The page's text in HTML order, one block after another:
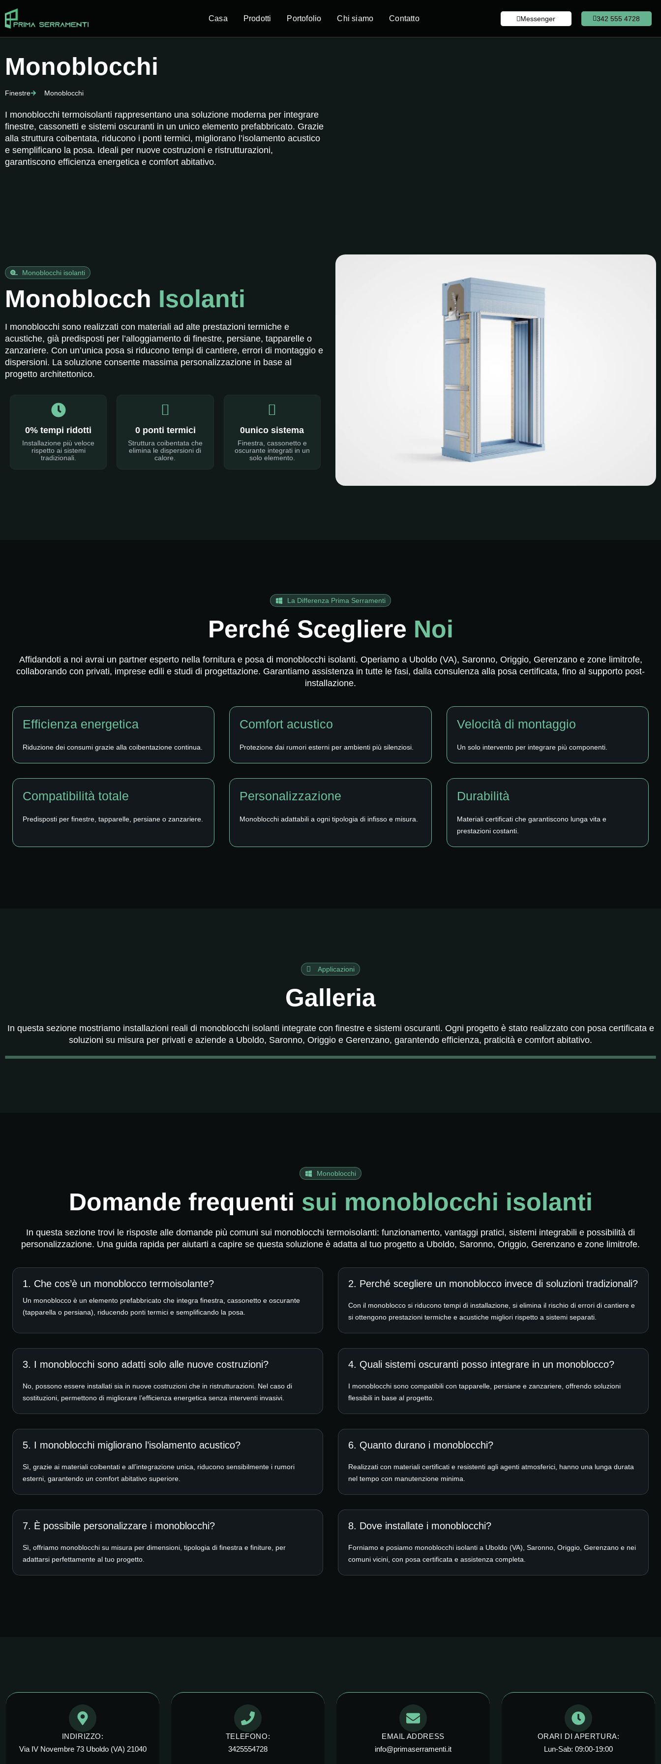
Casa Prodotti Portofolio Chi siamo Contatto Messenger 342 555 4728
Monoblocchi
Finestre Monoblocchi
I monoblocchi termoisolanti rappresentano una soluzione moderna per integrare
finestre, cassonetti e sistemi oscuranti in un unico elemento prefabbricato. Grazie
alla struttura coibentata, riducono i ponti termici, migliorano l’isolamento acustico
e semplificano la posa. Ideali per nuove costruzioni e ristrutturazioni,
garantiscono efficienza energetica e comfort abitativo.
Monoblocchi isolanti
Monoblocch Isolanti
I monoblocchi sono realizzati con materiali ad alte prestazioni termiche e
acustiche, già predisposti per l’alloggiamento di finestre, persiane, tapparelle o
zanzariere. Con un’unica posa si riducono tempi di cantiere, errori di montaggio e
dispersioni. La soluzione consente massima personalizzazione in base al
progetto architettonico.
0% tempi ridotti
Installazione più veloce
rispetto ai sistemi
tradizionali.
0 ponti termici
Struttura coibentata che
elimina le dispersioni di
calore.
0unico sistema
Finestra, cassonetto e
oscurante integrati in un
solo elemento.
La Differenza Prima Serramenti
Perché Scegliere Noi
Affidandoti a noi avrai un partner esperto nella fornitura e posa di monoblocchi isolanti. Operiamo a Uboldo (VA), Saronno, Origgio, Gerenzano e zone limitrofe,
collaborando con privati, imprese edili e studi di progettazione. Garantiamo assistenza in tutte le fasi, dalla consulenza alla posa certificata, fino al supporto post-
installazione.
Efficienza energetica
Riduzione dei consumi grazie alla coibentazione continua.
Comfort acustico
Protezione dai rumori esterni per ambienti più silenziosi.
Velocità di montaggio
Un solo intervento per integrare più componenti.
Compatibilità totale
Predisposti per finestre, tapparelle, persiane o zanzariere.
Personalizzazione
Monoblocchi adattabili a ogni tipologia di infisso e misura.
Durabilità
Materiali certificati che garantiscono lunga vita e
prestazioni costanti.
Applicazioni
Galleria
In questa sezione mostriamo installazioni reali di monoblocchi isolanti integrate con finestre e sistemi oscuranti. Ogni progetto è stato realizzato con posa certificata e
soluzioni su misura per privati e aziende a Uboldo, Saronno, Origgio e Gerenzano, garantendo efficienza, praticità e comfort abitativo.
Monoblocchi
Domande frequenti sui monoblocchi isolanti
In questa sezione trovi le risposte alle domande più comuni sui monoblocchi termoisolanti: funzionamento, vantaggi pratici, sistemi integrabili e possibilità di
personalizzazione. Una guida rapida per aiutarti a capire se questa soluzione è adatta al tuo progetto a Uboldo, Saronno, Origgio, Gerenzano e zone limitrofe.
1. Che cos’è un monoblocco termoisolante?
Un monoblocco è un elemento prefabbricato che integra finestra, cassonetto e oscurante
(tapparella o persiana), riducendo ponti termici e semplificando la posa.
2. Perché scegliere un monoblocco invece di soluzioni tradizionali?
Con il monoblocco si riducono tempi di installazione, si elimina il rischio di errori di cantiere e
si ottengono prestazioni termiche e acustiche migliori rispetto a sistemi separati.
3. I monoblocchi sono adatti solo alle nuove costruzioni?
No, possono essere installati sia in nuove costruzioni che in ristrutturazioni. Nel caso di
sostituzioni, permettono di migliorare l’efficienza energetica senza interventi invasivi.
4. Quali sistemi oscuranti posso integrare in un monoblocco?
I monoblocchi sono compatibili con tapparelle, persiane e zanzariere, offrendo soluzioni
flessibili in base al progetto.
5. I monoblocchi migliorano l’isolamento acustico?
Sì, grazie ai materiali coibentati e all’integrazione unica, riducono sensibilmente i rumori
esterni, garantendo un comfort abitativo superiore.
6. Quanto durano i monoblocchi?
Realizzati con materiali certificati e resistenti agli agenti atmosferici, hanno una lunga durata
nel tempo con manutenzione minima.
7. È possibile personalizzare i monoblocchi?
Sì, offriamo monoblocchi su misura per dimensioni, tipologia di finestra e finiture, per
adattarsi perfettamente al tuo progetto.
8. Dove installate i monoblocchi?
Forniamo e posiamo monoblocchi isolanti a Uboldo (VA), Saronno, Origgio, Gerenzano e nei
comuni vicini, con posa certificata e assistenza completa.
INDIRIZZO:
Via IV Novembre 73 Uboldo (VA) 21040
TELEFONO:
3425554728
EMAIL ADDRESS
info@primaserramenti.it
ORARI DI APERTURA:
Lun-Sab: 09:00-19:00